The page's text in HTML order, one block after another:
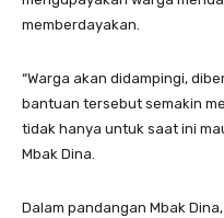
memberdayakan.
“Warga akan didampingi,
bantuan tersebut semakin
tidak hanya untuk saat ini
Mbak Dina.
Dalam pandangan Mbak